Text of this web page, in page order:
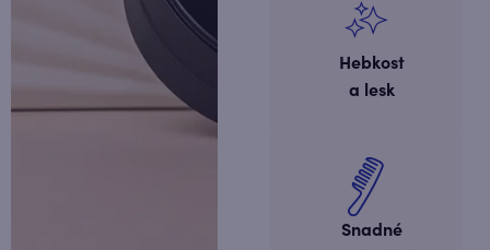
​​Hebkost
a lesk
Snadné